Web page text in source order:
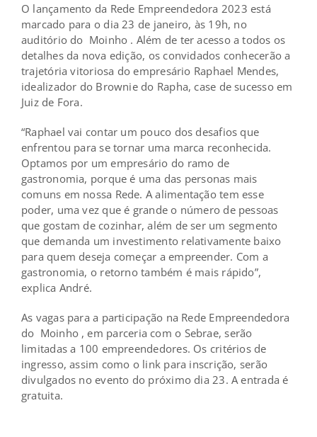
O lançamento da Rede Empreendedora 2023 está
marcado para o dia 23 de janeiro, às 19h, no
auditório do Moinho . Além de ter acesso a todos os
detalhes da nova edição, os convidados conhecerão a
trajetória vitoriosa do empresário Raphael Mendes,
idealizador do Brownie do Rapha, case de sucesso em
Juiz de Fora.
“Raphael vai contar um pouco dos desafios que
enfrentou para se tornar uma marca reconhecida.
Optamos por um empresário do ramo de
gastronomia, porque é uma das personas mais
comuns em nossa Rede. A alimentação tem esse
poder, uma vez que é grande o número de pessoas
que gostam de cozinhar, além de ser um segmento
que demanda um investimento relativamente baixo
para quem deseja começar a empreender. Com a
gastronomia, o retorno também é mais rápido”,
explica André.
As vagas para a participação na Rede Empreendedora
do Moinho , em parceria com o Sebrae, serão
limitadas a 100 empreendedores. Os critérios de
ingresso, assim como o link para inscrição, serão
divulgados no evento do próximo dia 23. A entrada é
gratuita.